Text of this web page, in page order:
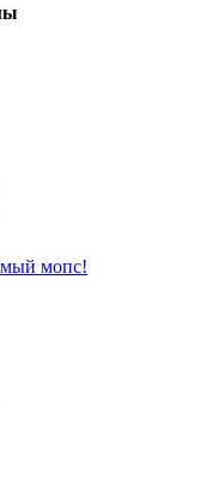
мопс!